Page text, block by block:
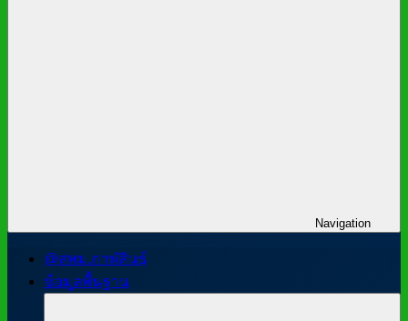
Navigation
@สพม.กาฬสินธุ์
ข้อมูลพื้นฐาน